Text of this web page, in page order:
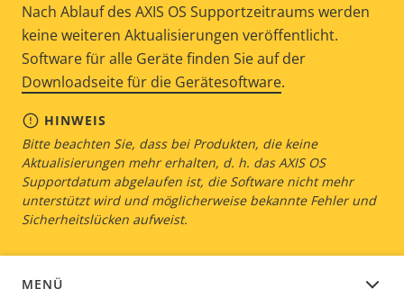
Nach Ablauf des AXIS OS Supportzeitraums werden
keine weiteren Aktualisierungen veröffentlicht.
Software für alle Geräte finden Sie auf der
Downloadseite für die Gerätesoftware.
HINWEIS
Bitte beachten Sie, dass bei Produkten, die keine
Aktualisierungen mehr erhalten, d. h. das AXIS OS
Supportdatum abgelaufen ist, die Software nicht mehr
unterstützt wird und möglicherweise bekannte Fehler und
Sicherheitslücken aufweist.
MENÜ
GERÄTESOFTWARE